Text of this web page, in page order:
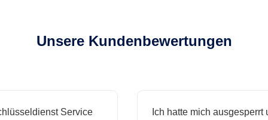
Unsere Kundenbewertungen
Service
Ich hatte mich ausgesperrt und